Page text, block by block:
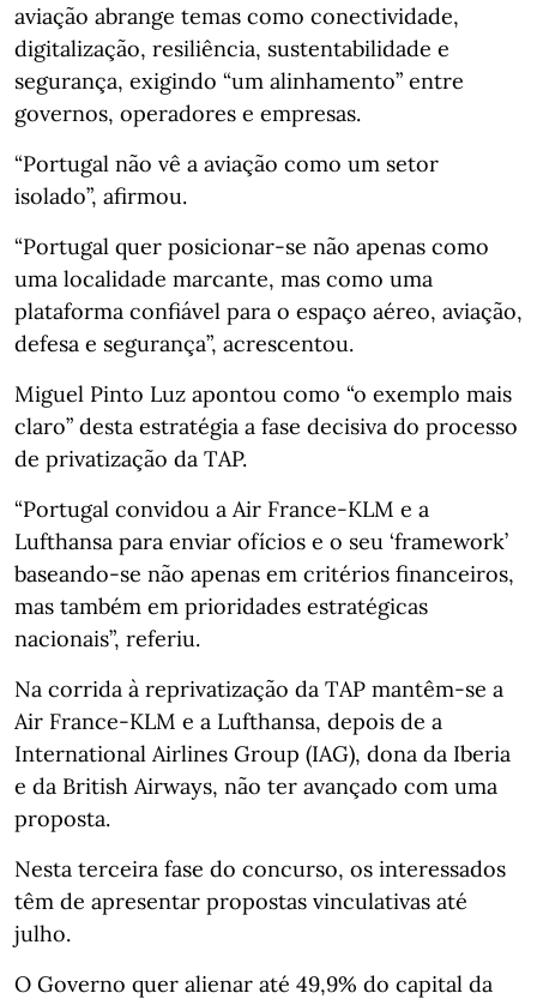
aviação abrange temas como conectividade,
digitalização, resiliência, sustentabilidade e
segurança, exigindo “um alinhamento” entre
governos, operadores e empresas.
“Portugal não vê a aviação como um setor
isolado”, afirmou.
“Portugal quer posicionar-se não apenas como
uma localidade marcante, mas como uma
plataforma confiável para o espaço aéreo, aviação,
defesa e segurança”, acrescentou.
Miguel Pinto Luz apontou como “o exemplo mais
claro” desta estratégia a fase decisiva do processo
de privatização da TAP.
“Portugal convidou a Air France-KLM e a
Lufthansa para enviar ofícios e o seu ‘framework’
baseando-se não apenas em critérios financeiros,
mas também em prioridades estratégicas
nacionais”, referiu.
Na corrida à reprivatização da TAP mantêm-se a
Air France-KLM e a Lufthansa, depois de a
International Airlines Group (IAG), dona da Iberia
e da British Airways, não ter avançado com uma
proposta.
Nesta terceira fase do concurso, os interessados
têm de apresentar propostas vinculativas até
julho.
O Governo quer alienar até 49,9% do capital da